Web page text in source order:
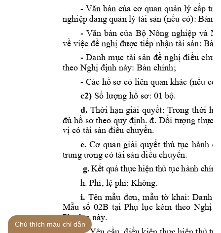
- Văn bản của cơ quan quản lý cấp
nghiệp đang quản lý tài sản (nếu có): Bản
- Văn bản của Bộ Nông nghiệp và
về việc đề nghị được tiếp nhận tài sản: Bản
- Danh mục tài sản đề nghị điều
theo Nghị định này: Bản chính;
- Các hồ sơ có liên quan khác (nếu
c2) Số lượng hồ sơ: 01 bộ.
d. Thời hạn giải quyết: Trong thời
đủ hồ sơ theo quy định. đ. Đối tượng thực
vị có tài sản điều chuyển.
e. Cơ quan giải quyết thủ tục hành
trung ương có tài sản điều chuyển.
g. Kết quả thực hiện thủ tục hành chín
h. Phí, lệ phí: Không.
i. Tên mẫu đơn, mẫu tờ khai: Danh
Mẫu số 02B tại Phụ lục kèm theo Nghị
Phụ lục này.
Chú thích màu chỉ dẫn